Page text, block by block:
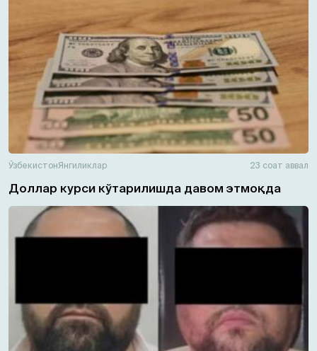
ЎзбекистонЯнгиликлар 23 соат аввал
Доллар курси кўтарилишда давом этмоқда